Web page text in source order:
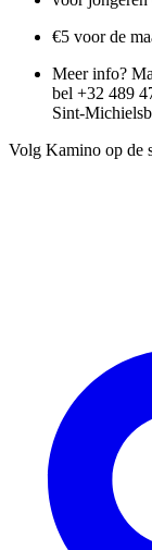
€5 voor de
Meer info?
bel +32 489
Sint-
Volg Kamino op de